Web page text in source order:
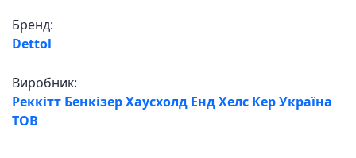
Бренд:
Dettol
Виробник:
Реккітт Бенкізер Хаусхолд Енд Хелс Кер Україна
ТОВ